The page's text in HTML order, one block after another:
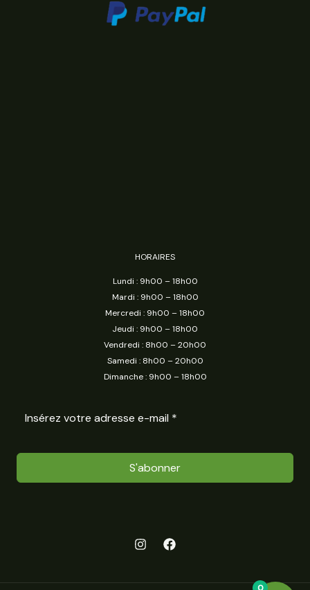
HORAIRES
Lundi : 9h00 – 18h00
Mardi : 9h00 – 18h00
Mercredi : 9h00 – 18h00
Jeudi : 9h00 – 18h00
Vendredi : 8h00 – 20h00
Samedi : 8h00 – 20h00
Dimanche : 9h00 – 18h00
S'abonner